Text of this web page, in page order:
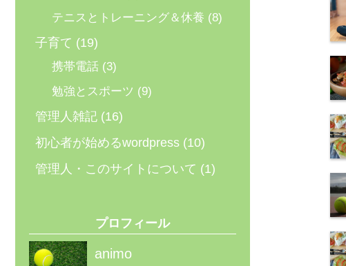
テニスとトレーニング＆休養 (8)
子育て (19)
携帯電話(3)
勉強とスポーツ (9)
管理人雑記 (16)
初心者が始めるwordpress (10)
管理人・このサイトについて (1)
プロフィール
animo